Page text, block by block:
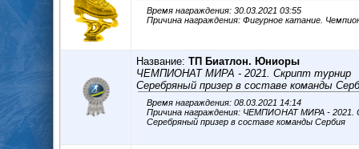
Время награждения: 30.03.2021 03:55
Название: ТП Биатлон. Юниоры
ЧЕМПИОНАТ МИРА - 2021. Скрипт турнир
Серебряный призер в составе команды
Время награждения: 08.03.2021 14:14
Причина награждения: ЧЕМПИОНАТ МИРА - 2021.
Серебряный призер в составе команды Сербия